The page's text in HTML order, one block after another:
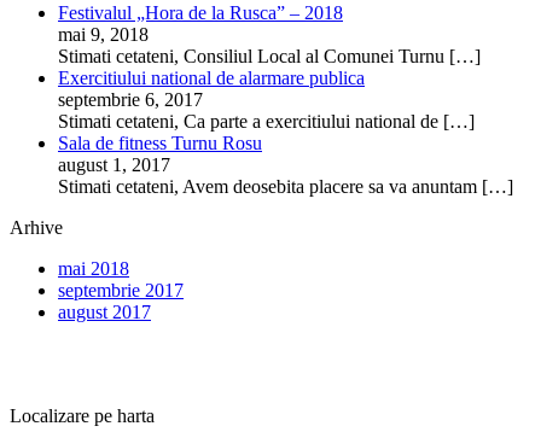
Festivalul „Hora de la Rusca” – 2018
mai 9, 2018
Stimati cetateni, Consiliul Local al Comunei Turnu […]
Exercitiului national de alarmare publica
septembrie 6, 2017
Stimati cetateni, Ca parte a exercitiului national de […]
Sala de fitness Turnu Rosu
august 1, 2017
Stimati cetateni, Avem deosebita placere sa va anuntam […]
Arhive
mai 2018
septembrie 2017
august 2017
Localizare pe harta